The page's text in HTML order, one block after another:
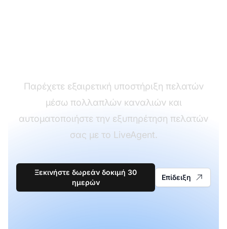
Παρέχετε εξαιρετική υποστήριξη πελατών
μέσω πολλαπλών καναλιών και
αυτοματοποιήστε την εξυπηρέτηση πελατών
σας με το LiveAgent.
Ξεκινήστε δωρεάν δοκιμή 30
ημερών
Επίδειξη